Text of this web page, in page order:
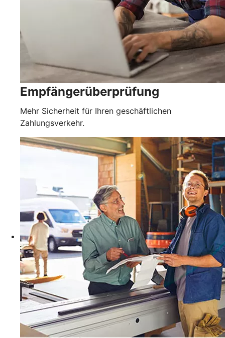
Empfängerüberprüfung
Mehr Sicherheit für Ihren geschäftlichen
Zahlungsverkehr.